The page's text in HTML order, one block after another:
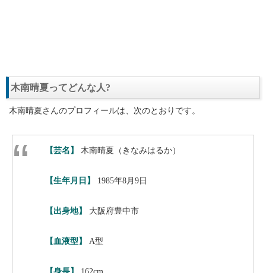
木南晴夏ってどんな人?
木南晴夏さんのプロフィールは、次のとおりです。
【芸名】 木南晴夏（きなみはるか）
【生年月日】 1985年8月9日
【出身地】 大阪府豊中市
【血液型】 A型